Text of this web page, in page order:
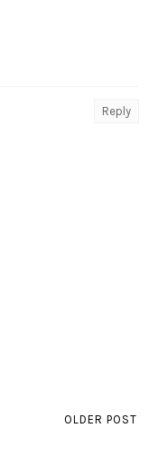
Reply
OLDER POST